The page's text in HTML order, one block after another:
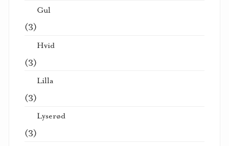
Gul
(3)
Hvid
(3)
Lilla
(3)
Lyserød
(3)